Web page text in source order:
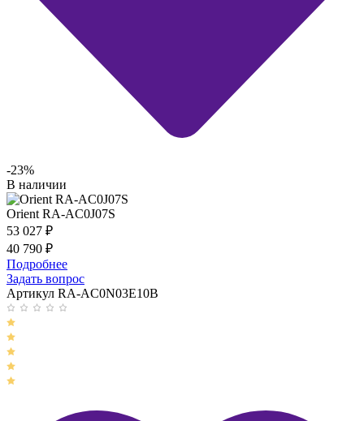
-23%
В наличии
Orient RA-AC0J07S
53 027 ₽
40 790 ₽
Подробнее
Задать вопрос
Артикул RA-AC0N03E10B